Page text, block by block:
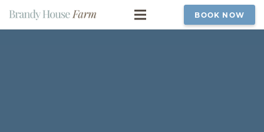
BOOK NOW